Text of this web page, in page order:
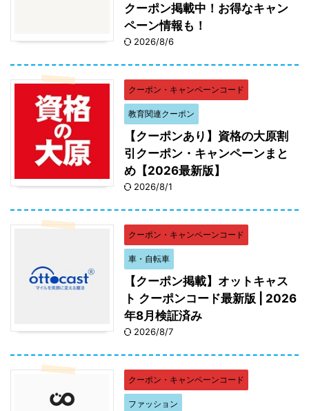
クーポン掲載中！お得なキャン
ペーン情報も！
2026/8/6
クーポン・キャンペーンコード
教育関連クーポン
【クーポンあり】資格の大原割
引クーポン・キャンペーンまと
め【2026最新版】
2026/8/1
クーポン・キャンペーンコード
車・自転車
【クーポン掲載】オットキャス
ト クーポンコード最新版 | 2026
年8月検証済み
2026/8/7
クーポン・キャンペーンコード
ファッション